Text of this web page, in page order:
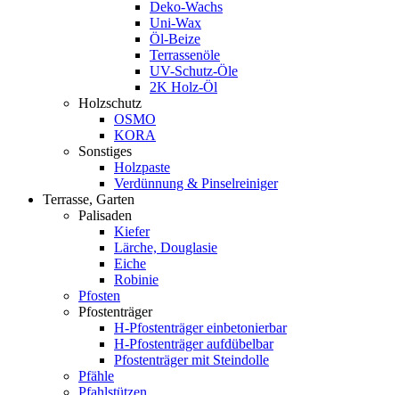
Deko-Wachs
Uni-Wax
Öl-Beize
Terrassenöle
UV-Schutz-Öle
2K Holz-Öl
Holzschutz
OSMO
KORA
Sonstiges
Holzpaste
Verdünnung & Pinselreiniger
Terrasse, Garten
Palisaden
Kiefer
Lärche, Douglasie
Eiche
Robinie
Pfosten
Pfostenträger
H-Pfostenträger einbetonierbar
H-Pfostenträger aufdübelbar
Pfostenträger mit Steindolle
Pfähle
Pfahlstützen